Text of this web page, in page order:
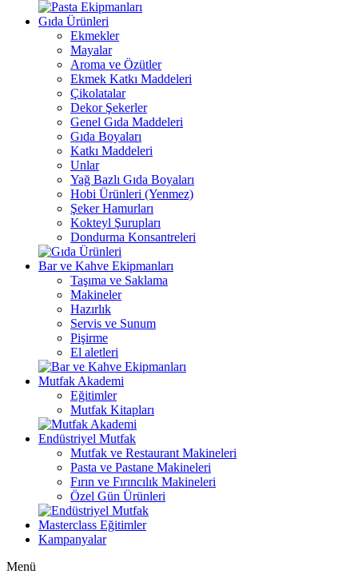
Gıda Ürünleri
Ekmekler
Mayalar
Aroma ve Özütler
Ekmek Katkı Maddeleri
Çikolatalar
Dekor Şekerler
Genel Gıda Maddeleri
Gıda Boyaları
Katkı Maddeleri
Unlar
Yağ Bazlı Gıda Boyaları
Hobi Ürünleri (Yenmez)
Şeker Hamurları
Kokteyl Şurupları
Dondurma Konsantreleri
Bar ve Kahve Ekipmanları
Taşıma ve Saklama
Makineler
Hazırlık
Servis ve Sunum
Pişirme
El aletleri
Mutfak Akademi
Eğitimler
Mutfak Kitapları
Endüstriyel Mutfak
Mutfak ve Restaurant Makineleri
Pasta ve Pastane Makineleri
Fırın ve Fırıncılık Makineleri
Özel Gün Ürünleri
Masterclass Eğitimler
Kampanyalar
Menü